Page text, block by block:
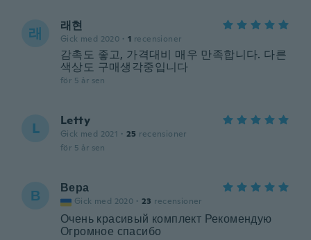
래 래현
Gick med 2020 · 1 recensioner
감촉도 좋고, 가격대비 매우 만족합니다. 다른
색상도 구매생각중입니다
för 5 år sen
L Letty
Gick med 2021 · 25 recensioner
för 5 år sen
В Вера
Gick med 2020 · 23 recensioner
Очень красивый комплект Рекомендую
Огромное спасибо